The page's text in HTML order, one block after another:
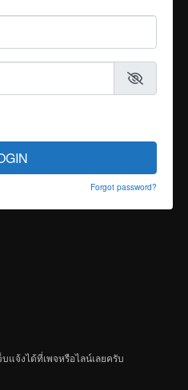
Forgot password?
จ้งได้ที่เพจหรือไลน์เลยครับ